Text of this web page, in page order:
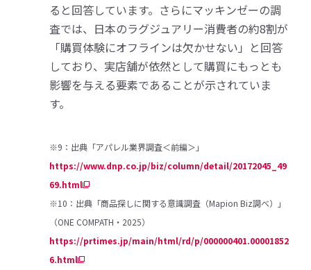
ると回答しています。さらにマッキンゼーの調
査では、日本のラグジュアリー消費者の約8割が
「購買体験にオフラインは欠かせない」と回答
しており、実店舗が依然として購買にもっとも
影響を与える要素であることが示されていま
す。
※9：出典「アパレル業界調査＜前編＞」
https://www.dnp.co.jp/biz/column/detail/20172045_49
69.html
※10：出典「商品探しに関する意識調査（Mapion Biz調べ）」
（ONE COMPATH・2025）
https://prtimes.jp/main/html/rd/p/000000401.00001852
6.html